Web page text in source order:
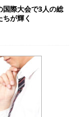
国際大会で3人の総
が輝く